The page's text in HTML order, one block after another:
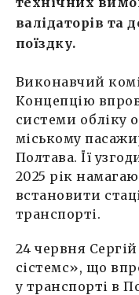
валідаторів та
поїздку.
Виконавчий
Концепцію
системи обліку
міському
Полтава. Її
2025 рік
встановити
транспорті.
24 червня
сістемс», що
у транспорті в